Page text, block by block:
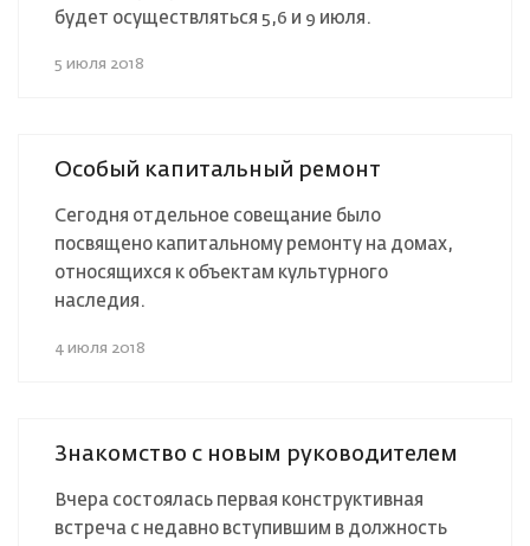
будет осуществляться 5,6 и 9 июля.
5 июля 2018
Особый капитальный ремонт
Сегодня отдельное совещание было
посвящено капитальному ремонту на домах,
относящихся к объектам культурного
наследия.
4 июля 2018
Знакомство с новым руководителем
Вчера состоялась первая конструктивная
встреча с недавно вступившим в должность